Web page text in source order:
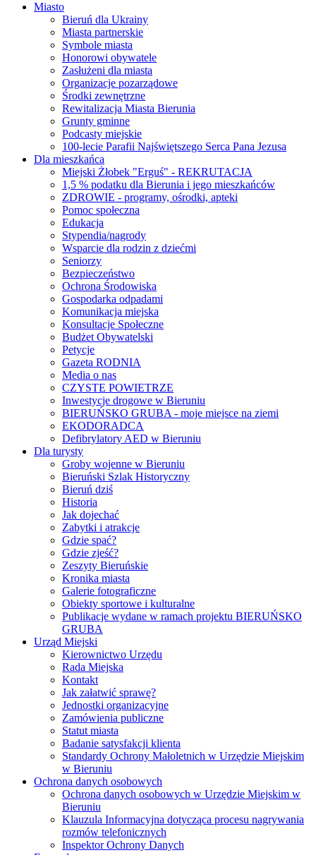
Miasto
Bieruń dla Ukrainy
Miasta partnerskie
Symbole miasta
Honorowi obywatele
Zasłużeni dla miasta
Organizacje pozarządowe
Środki zewnętrzne
Rewitalizacja Miasta Bierunia
Grunty gminne
Podcasty miejskie
100-lecie Parafii Najświętszego Serca Pana Jezusa
Dla mieszkańca
Miejski Żłobek "Erguś" - REKRUTACJA
1,5 % podatku dla Bierunia i jego mieszkańców
ZDROWIE - programy, ośrodki, apteki
Pomoc społeczna
Edukacja
Stypendia/nagrody
Wsparcie dla rodzin z dziećmi
Seniorzy
Bezpieczeństwo
Ochrona Środowiska
Gospodarka odpadami
Komunikacja miejska
Konsultacje Społeczne
Budżet Obywatelski
Petycje
Gazeta RODNIA
Media o nas
CZYSTE POWIETRZE
Inwestycje drogowe w Bieruniu
BIERUŃSKO GRUBA - moje miejsce na ziemi
EKODORADCA
Defibrylatory AED w Bieruniu
Dla turysty
Groby wojenne w Bieruniu
Bieruński Szlak Historyczny
Bieruń dziś
Historia
Jak dojechać
Zabytki i atrakcje
Gdzie spać?
Gdzie zjeść?
Zeszyty Bieruńskie
Kronika miasta
Galerie fotograficzne
Obiekty sportowe i kulturalne
Publikacje wydane w ramach projektu BIERUŃSKO
GRUBA
Urząd Miejski
Kierownictwo Urzędu
Rada Miejska
Kontakt
Jak załatwić sprawę?
Jednostki organizacyjne
Zamówienia publiczne
Statut miasta
Badanie satysfakcji klienta
Standardy Ochrony Małoletnich w Urzędzie Miejskim
w Bieruniu
Ochrona danych osobowych
Ochrona danych osobowych w Urzędzie Miejskim w
Bieruniu
Klauzula Informacyjna dotycząca procesu nagrywania
rozmów telefonicznych
Inspektor Ochrony Danych